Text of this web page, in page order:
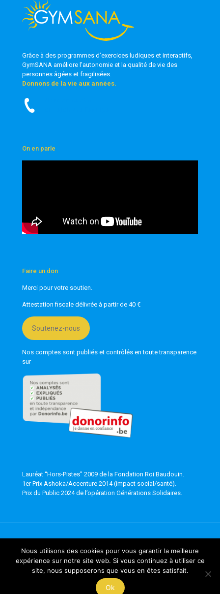
Grâce à des programmes d’exercices ludiques et interactifs,
GymSANA améliore l’autonomie et la qualité de vie des
personnes âgées et fragilisées.
Donnons de la vie aux années.
On en parle
Faire un don
Merci pour votre soutien.
Attestation fiscale délivrée à partir de 40 €
Soutenez-nous
Nos comptes sont publiés et contrôlés en toute transparence
sur
Lauréat “Hors-Pistes” 2009 de la Fondation Roi Baudouin.
1er Prix Ashoka/Accenture 2014 (impact social/santé).
Prix du Public 2024 de l’opération Générations Solidaires.
GymSANA. Tout droit réservé. Réalisé parComVisuavec
Muffin group
Nous utilisons des cookies pour vous garantir la meilleure
expérience sur notre site web. Si vous continuez à utiliser ce
site, nous supposerons que vous en êtes satisfait.
Ok